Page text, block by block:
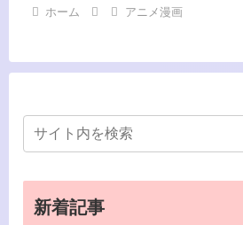
ホーム アニメ漫画
新着記事